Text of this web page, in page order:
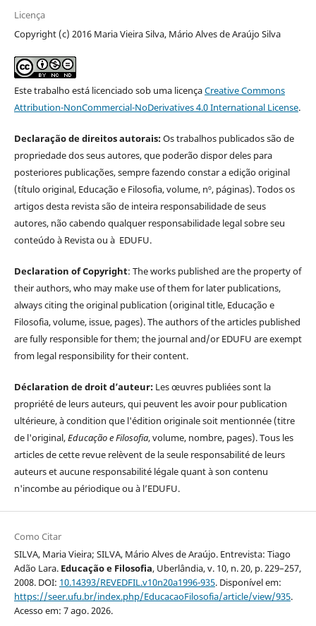
Licença
Copyright (c) 2016 Maria Vieira Silva, Mário Alves de Araújo Silva
Este trabalho está licenciado sob uma licençaCreative Commons
Attribution-NonCommercial-NoDerivatives 4.0 International License.
Declaração de direitos autorais:Os trabalhos publicados são de
propriedade dos seus autores, que poderão dispor deles para
posteriores publicações, sempre fazendo constar a edição original
(título original, Educação e Filosofia, volume, nº, páginas). Todos os
artigos desta revista são de inteira responsabilidade de seus
autores, não cabendo qualquer responsabilidade legal sobre seu
conteúdo à Revista ou à EDUFU.
Declaration of Copyright: The works published are the property of
their authors, who may make use of them for later publications,
always citing the original publication (original title, Educação e
Filosofia, volume, issue, pages). The authors of the articles published
are fully responsible for them; the journal and/or EDUFU are exempt
from legal responsibility for their content.
Déclaration de droit d’auteur: Les œuvres publiées sont la
propriété de leurs auteurs, qui peuvent les avoir pour publication
ultérieure, à condition que l'édition originale soit mentionnée (titre
de l'original,Educação e Filosofia, volume, nombre, pages). Tous les
articles de cette revue relèvent de la seule responsabilité de leurs
auteurs et aucune responsabilité légale quant à son contenu
n'incombe au périodique ou à l’EDUFU.
Como Citar
SILVA, Maria Vieira; SILVA, Mário Alves de Araújo. Entrevista: Tiago
Adão Lara. Educação e Filosofia, Uberlândia, v. 10, n. 20, p. 229–257,
2008. DOI: 10.14393/REVEDFIL.v10n20a1996-935. Disponível em:
https://seer.ufu.br/index.php/EducacaoFilosofia/article/view/935.
Acesso em: 7 ago. 2026.